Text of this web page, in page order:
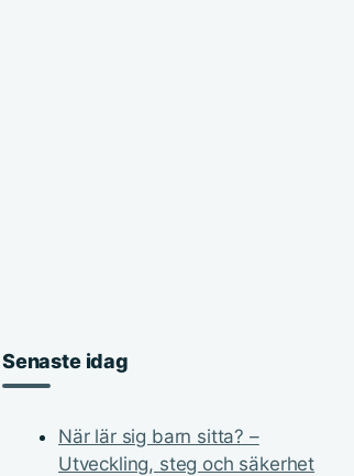
Senaste idag
När lär sig barn sitta? –
Utveckling, steg och säkerhet